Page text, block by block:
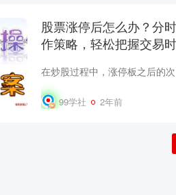
股票涨停后怎么办？分
作策略，轻松把握交易时
99学社 2年前